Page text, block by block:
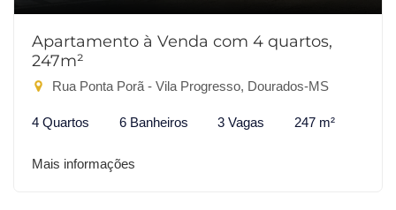
Apartamento à Venda com 4 quartos,
247m²
Rua Ponta Porã - Vila Progresso, Dourados-MS
4 Quartos 6 Banheiros 3 Vagas 247 m²
Mais informações